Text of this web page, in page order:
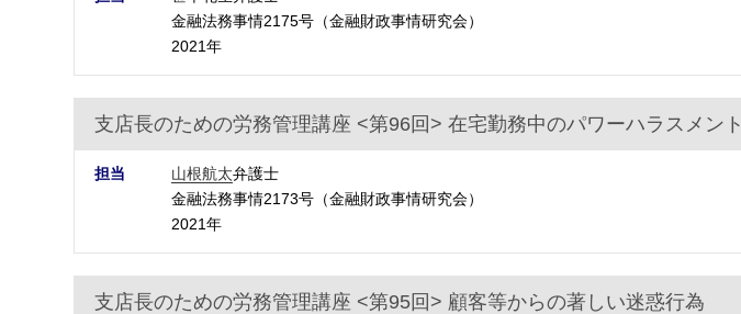
金融法務事情2175号（金融財政事情研究会）
2021年
支店長のための労務管理講座 <第96回> 在宅勤務中のパワーハラスメント
担当 山根航太弁護士
金融法務事情2173号（金融財政事情研究会）
2021年
支店長のための労務管理講座 <第95回> 顧客等からの著しい迷惑行為